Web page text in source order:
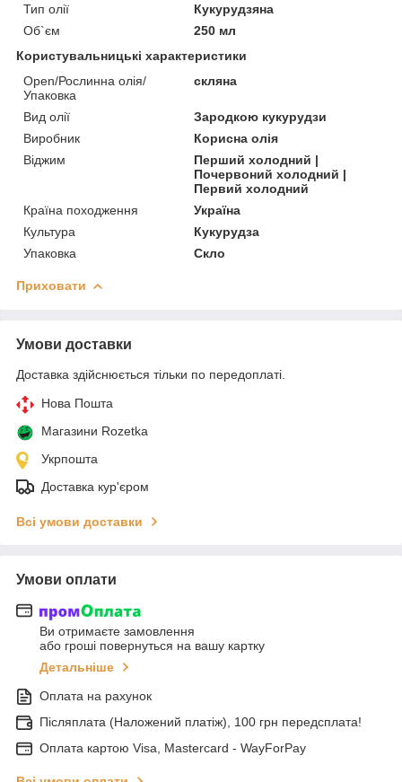
Тип олії
Кукурудзяна
Об`єм
250 мл
Користувальницькі характеристики
Open/Рослинна олія/
Упаковка
скляна
Вид олії
Зародкою кукурудзи
Виробник
Корисна олія
Віджим
Перший холодний |
Почервоний холодний |
Первий холодний
Країна походження
Україна
Культура
Кукурудза
Упаковка
Скло
Приховати
Умови доставки
Доставка здійснюється тільки по передоплаті.
Нова Пошта
Магазини Rozetka
Укрпошта
Доставка кур'єром
Всі умови доставки
Умови оплати
Ви отримаєте замовлення
або гроші повернуться на вашу картку
Детальніше
Оплата на рахунок
Післяплата (Наложений платіж), 100 грн передсплата!
Оплата картою Visa, Mastercard - WayForPay